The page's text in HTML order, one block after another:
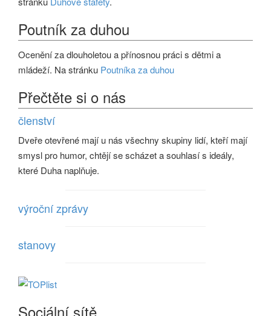
Poutník za duhou
Ocenění za dlouholetou a přínosnou práci s dětmi a
mládeží. Na stránku Poutníka za duhou
Přečtěte si o nás
členství
Dveře otevřené mají u nás všechny skupiny lidí, kteří mají
smysl pro humor, chtějí se scházet a souhlasí s ideály,
které Duha naplňuje.
výroční zprávy
stanovy
Sociální sítě